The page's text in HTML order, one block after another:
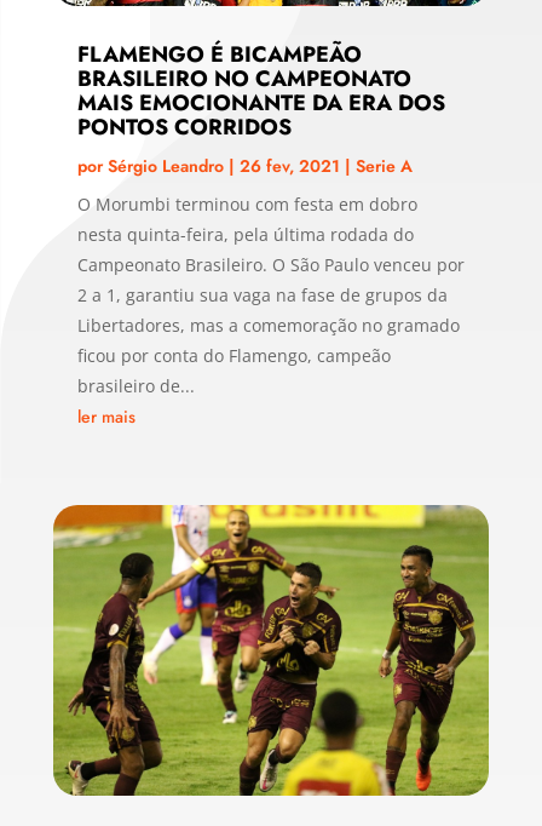
FLAMENGO É BICAMPEÃO
BRASILEIRO NO CAMPEONATO
MAIS EMOCIONANTE DA ERA DOS
PONTOS CORRIDOS
porSérgio Leandro| 26 fev, 2021 | Serie A
O Morumbi terminou com festa em dobro
nesta quinta-feira, pela última rodada do
Campeonato Brasileiro. O São Paulo venceu por
2 a 1, garantiu sua vaga na fase de grupos da
Libertadores, mas a comemoração no gramado
ficou por conta do Flamengo, campeão
brasileiro de...
ler mais